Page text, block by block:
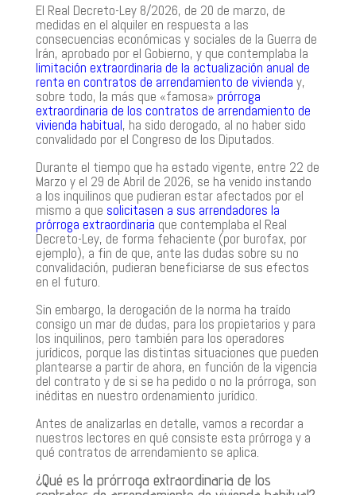
El Real Decreto-Ley 8/2026, de 20 de marzo, de
medidas en el alquiler en respuesta a las
consecuencias económicas y sociales de la Guerra de
Irán, aprobado por el Gobierno, y que contemplaba la
limitación extraordinaria de la actualización anual de
renta en contratos de arrendamiento de vivienda y,
sobre todo, la más que «famosa» prórroga
extraordinaria de los contratos de arrendamiento de
vivienda habitual, ha sido derogado, al no haber sido
convalidado por el Congreso de los Diputados.
Durante el tiempo que ha estado vigente, entre 22 de
Marzo y el 29 de Abril de 2026, se ha venido instando
a los inquilinos que pudieran estar afectados por el
mismo a que solicitasen a sus arrendadores la
prórroga extraordinaria que contemplaba el Real
Decreto-Ley, de forma fehaciente (por burofax, por
ejemplo), a fin de que, ante las dudas sobre su no
convalidación, pudieran beneficiarse de sus efectos
en el futuro.
Sin embargo, la derogación de la norma ha traído
consigo un mar de dudas, para los propietarios y para
los inquilinos, pero también para los operadores
jurídicos, porque las distintas situaciones que pueden
plantearse a partir de ahora, en función de la vigencia
del contrato y de si se ha pedido o no la prórroga, son
inéditas en nuestro ordenamiento jurídico.
Antes de analizarlas en detalle, vamos a recordar a
nuestros lectores en qué consiste esta prórroga y a
qué contratos de arrendamiento se aplica.
¿Qué es la prórroga extraordinaria de los